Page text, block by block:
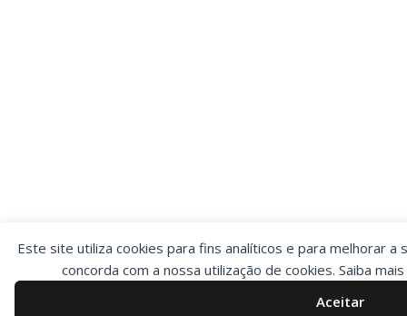
Este site utiliza cookies para fins analíticos e para melhorar a
concorda com a nossa utilização de cookies. Saiba
Aceitar